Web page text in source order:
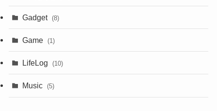
Gadget (8)
Game (1)
LifeLog (10)
Music (5)